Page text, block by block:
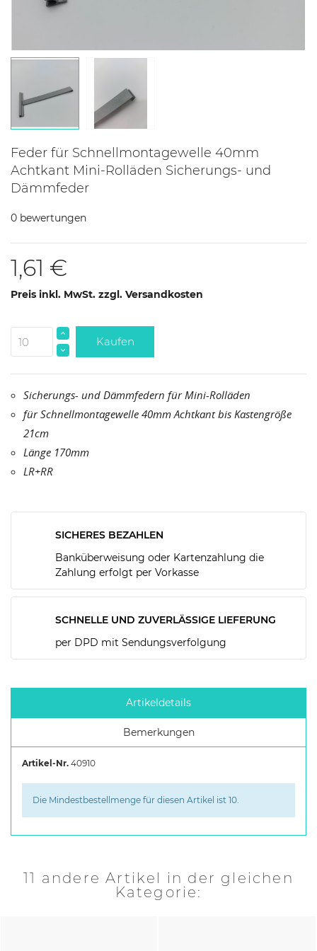
Feder für Schnellmontagewelle 40mm
Achtkant Mini-Rolläden Sicherungs- und
Dämmfeder
0 bewertungen
1,61 €
Preis inkl. MwSt. zzgl. Versandkosten
Kaufen
Sicherungs- und Dämmfedern für Mini-Rolläden
für Schnellmontagewelle 40mm Achtkant bis Kastengröße
21cm
Länge 170mm
LR+RR
SICHERES BEZAHLEN
Banküberweisung oder Kartenzahlung die
Zahlung erfolgt per Vorkasse
SCHNELLE UND ZUVERLÄSSIGE LIEFERUNG
per DPD mit Sendungsverfolgung
Artikeldetails
Bemerkungen
Artikel-Nr. 40910
Die Mindestbestellmenge für diesen Artikel ist 10.
11 andere Artikel in der gleichen
Kategorie: